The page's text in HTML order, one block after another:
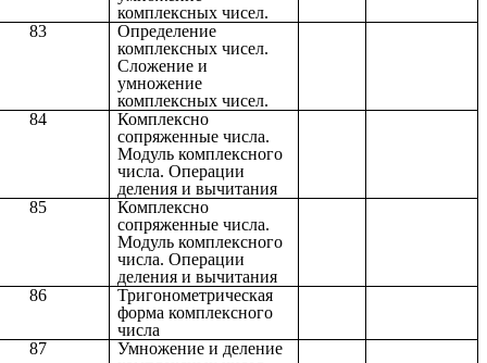
комплексных чисел.
83
Определение
комплексных чисел.
Сложение и
умножение
комплексных чисел.
84
Комплексно
сопряженные числа.
Модуль комплексного
числа. Операции
деления и вычитания
85
Комплексно
сопряженные числа.
Модуль комплексного
числа. Операции
деления и вычитания
86
Тригонометрическая
форма комплексного
числа
87
Умножение и деление